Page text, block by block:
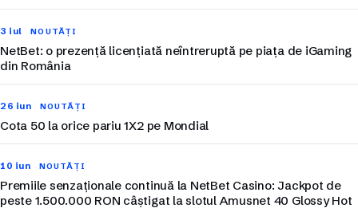
3 iul NOUTĂȚI
NetBet: o prezență licențiată neîntreruptă pe piața de iGaming
din România
26 iun NOUTĂȚI
Cota 50 la orice pariu 1X2 pe Mondial
10 iun NOUTĂȚI
Premiile senzaționale continuă la NetBet Casino: Jackpot de
peste 1.500.000 RON câștigat la slotul Amusnet 40 Glossy Hot